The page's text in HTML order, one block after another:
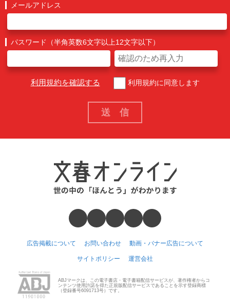
メールアドレス
パスワード（半角英数6文字以上12文字以下）
利用規約を確認する 利用規約に同意します
広告掲載について お問い合わせ 動画・バナー広告について
サイトポリシー 運営会社
ABJマークは、この電子書店・電子書籍配信サービスが、著作権者からコ
ンテンツ使用許諾を得た正規版配信サービスであることを示す登録商標
（登録番号6091713号）です。